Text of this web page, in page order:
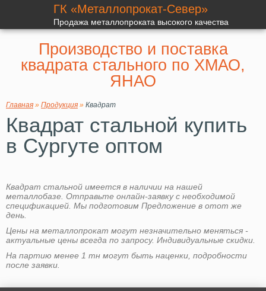
ГК «Металлопрокат-Север»
Продажа металлопроката высокого качества
Производство и поставка
квадрата стального по ХМАО,
ЯНАО
Главная » Продукция » Квадрат
Квадрат стальной купить
в Сургуте оптом
Квадрат стальной имеется в наличии на нашей
металлобазе. Отправьте онлайн-заявку с необходимой
спецификацией. Мы подготовим Предложение в отот же
день.
Цены на металлопрокат могут незначительно меняться -
актуальные цены всегда по запросу. Индивидуальные скидки.
На партию менее 1 тн могут быть наценки, подробности
после заявки.